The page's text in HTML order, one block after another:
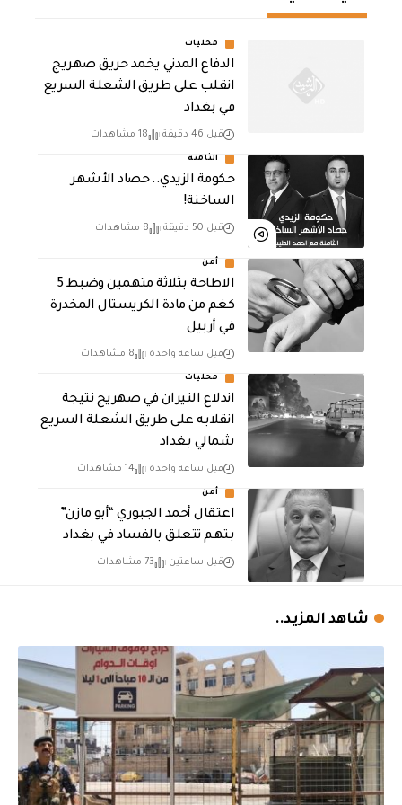
محليات
الدفاع المدني يخمد حريق صهريج
انقلب على طريق الشعلة السريع
في بغداد
قبل 46 دقيقة 18 مشاهدات
الثامنة
حكومة الزيدي.. حصاد الأشهر
الساخنة!
قبل 50 دقيقة 8 مشاهدات
أمن
الاطاحة بثلاثة متهمين وضبط 5
كغم من مادة الكريستال المخدرة ​
في أربيل
قبل ساعة واحدة 8 مشاهدات
محليات
اندلاع النيران في صهريج نتيجة
انقلابه على طريق الشعلة السريع
شمالي بغداد
قبل ساعة واحدة 14 مشاهدات
أمن
اعتقال أحمد الجبوري “أبو مازن”
بتهم تتعلق بالفساد في بغداد
قبل ساعتين 73 مشاهدات
شاهد المزيد..